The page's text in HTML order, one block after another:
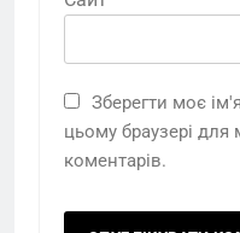
Зберегти моє
цьому браузері для
коментарів.